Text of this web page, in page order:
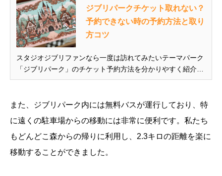
ジブリパークチケット取れない？
予約できない時の予約方法と取り
方コツ
スタジオジブリファンなら一度は訪れてみたいテーマパーク
「ジブリパーク」のチケット予約方法を分かりやすく紹介し
ています。 また、チケットが予約できない、取れない時の対
ください。 ＞＞＞JTBでジブリパークチケットの空き状況を
チェックする...
また、ジブリパーク内には無料バスが運行しており、特
に遠くの駐車場からの移動には非常に便利です。私たち
もどんどこ森からの帰りに利用し、2.3キロの距離を楽に
移動することができました。